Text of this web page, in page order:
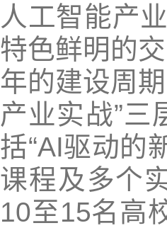
人工智能产
特色鲜明的
年的建设周
产业实战”
括“AI驱动的
课程及多个
10至15名高